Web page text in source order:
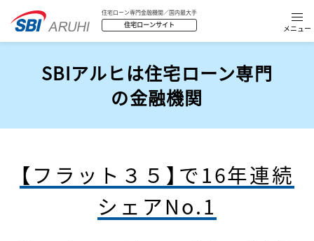
住宅ローン専門金融機関／国内最大手
住宅ローンサイト
SBIアルヒは住宅ローン専門
の金融機関
【フラット３５】で16年連続
シェアNo.1